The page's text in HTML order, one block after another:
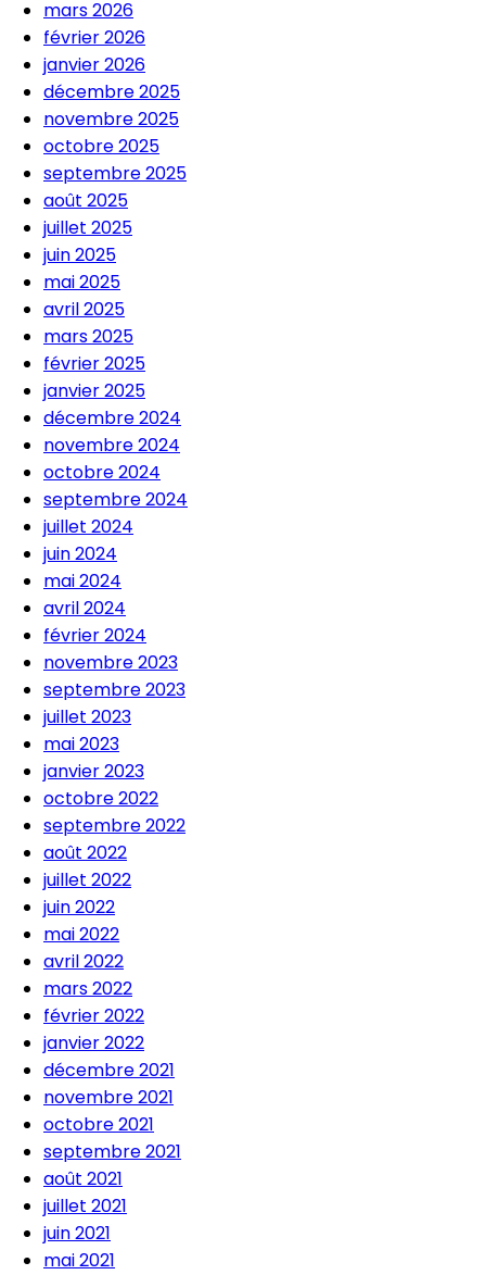
mars 2026
février 2026
janvier 2026
décembre 2025
novembre 2025
octobre 2025
septembre 2025
août 2025
juillet 2025
juin 2025
mai 2025
avril 2025
mars 2025
février 2025
janvier 2025
décembre 2024
novembre 2024
octobre 2024
septembre 2024
juillet 2024
juin 2024
mai 2024
avril 2024
février 2024
novembre 2023
septembre 2023
juillet 2023
mai 2023
janvier 2023
octobre 2022
septembre 2022
août 2022
juillet 2022
juin 2022
mai 2022
avril 2022
mars 2022
février 2022
janvier 2022
décembre 2021
novembre 2021
octobre 2021
septembre 2021
août 2021
juillet 2021
juin 2021
mai 2021